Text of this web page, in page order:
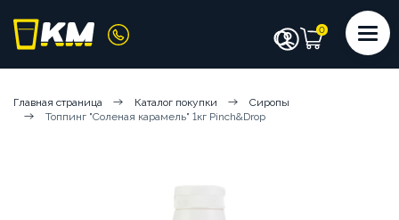
СИРОПЫ
Главная страница Каталог покупки
Сиропы
Топпинг "Соленая карамель" 1кг Pinch&Drop